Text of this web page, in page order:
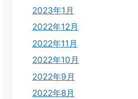
2023年1月
2022年12月
2022年11月
2022年10月
2022年9月
2022年8月